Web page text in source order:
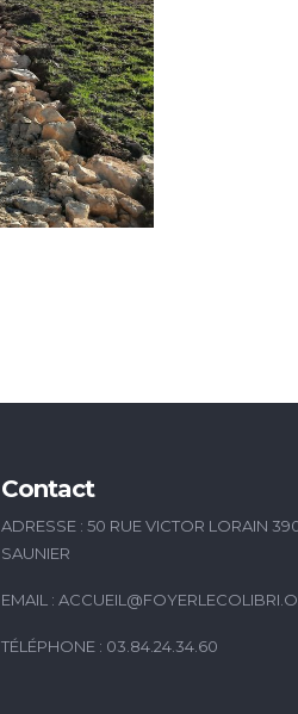
Contact
ADRESSE : 50 RUE VICTOR LORAIN
SAUNIER
EMAIL :
TÉLÉPHONE : 03.84.24.34.60